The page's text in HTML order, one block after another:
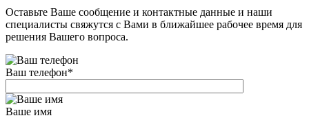
Оставьте Ваше сообщение и контактные данные и наши
специалисты свяжутся с Вами в ближайшее рабочее время для
решения Вашего вопроса.
Ваш телефон*
Ваше имя